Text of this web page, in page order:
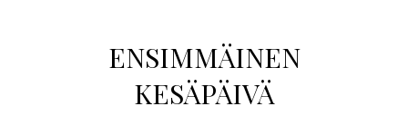
ENSIMMÄINEN
KESÄPÄIVÄ